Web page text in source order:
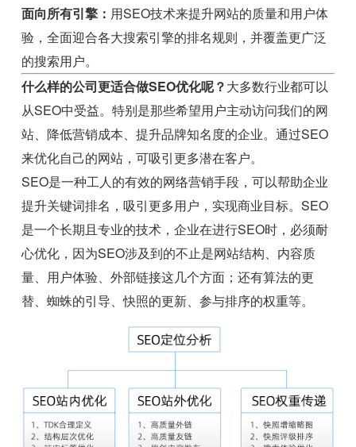
面向所有引擎： 用SEO技术来提升网站的质量和用户体
验，全面迎合各大搜索引擎的排名规则，并覆盖更广泛
的搜索用户。
什么样的公司更适合做SEO优化呢？大多数行业都可以
从SEO中受益。特别是那些希望用户主动访问我们的网
站、降低营销成本、提升品牌知名度的企业。通过SEO
来优化自己的网站，可吸引更多潜在客户。
SEO是一种工人的有效的网络营销手段，可以帮助企业
提升关键词排名，吸引更多用户，实现商业目标。SEO
是一个长期且专业的技术，企业在进行SEO时，必须耐
心优化，因为SEO涉及到的不止是网站结构、内容质
量、用户体验、外部链接这几个方面；还有算法的更
替、蜘蛛的引导、快照的更新、参与排序的权重等。